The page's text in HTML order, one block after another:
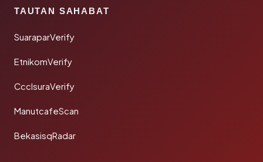
TAUTAN SAHABAT
SuaraparVerify
EtnikomVerify
CcclsuraVerify
ManutcafeScan
BekasisqRadar